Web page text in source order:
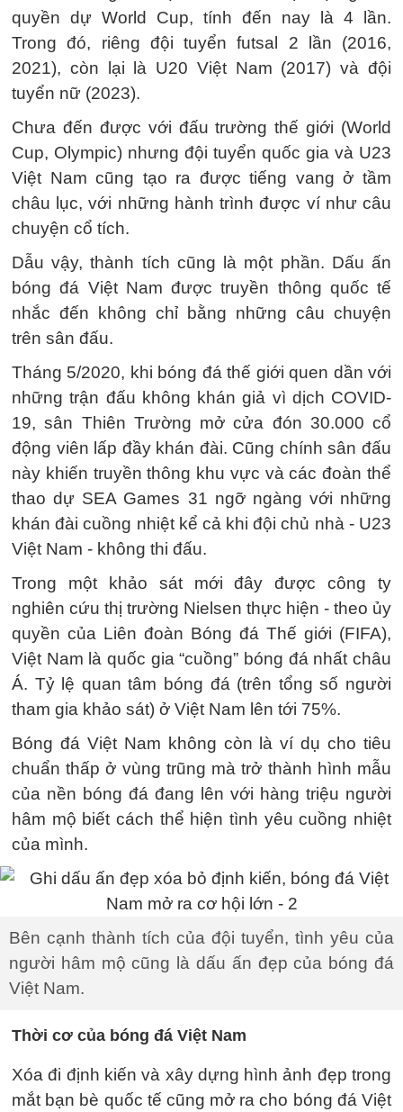
quyền dự World Cup, tính đến nay là 4 lần.
Trong đó, riêng đội tuyển futsal 2 lần (2016,
2021), còn lại là U20 Việt Nam (2017) và đội
tuyển nữ (2023).
Chưa đến được với đấu trường thế giới (World
Cup, Olympic) nhưng đội tuyển quốc gia và U23
Việt Nam cũng tạo ra được tiếng vang ở tầm
châu lục, với những hành trình được ví như câu
chuyện cổ tích.
Dẫu vậy, thành tích cũng là một phần. Dấu ấn
bóng đá Việt Nam được truyền thông quốc tế
nhắc đến không chỉ bằng những câu chuyện
trên sân đấu.
Tháng 5/2020, khi bóng đá thế giới quen dần với
những trận đấu không khán giả vì dịch COVID-
19, sân Thiên Trường mở cửa đón 30.000 cổ
động viên lấp đầy khán đài. Cũng chính sân đấu
này khiến truyền thông khu vực và các đoàn thể
thao dự SEA Games 31 ngỡ ngàng với những
khán đài cuồng nhiệt kể cả khi đội chủ nhà - U23
Việt Nam - không thi đấu.
Trong một khảo sát mới đây được công ty
nghiên cứu thị trường Nielsen thực hiện - theo ủy
quyền của Liên đoàn Bóng đá Thế giới (FIFA),
Việt Nam là quốc gia “cuồng” bóng đá nhất châu
Á. Tỷ lệ quan tâm bóng đá (trên tổng số người
tham gia khảo sát) ở Việt Nam lên tới 75%.
Bóng đá Việt Nam không còn là ví dụ cho tiêu
chuẩn thấp ở vùng trũng mà trở thành hình mẫu
của nền bóng đá đang lên với hàng triệu người
hâm mộ biết cách thể hiện tình yêu cuồng nhiệt
của mình.
Bên cạnh thành tích của đội tuyển, tình yêu của
người hâm mộ cũng là dấu ấn đẹp của bóng đá
Việt Nam.
Thời cơ của bóng đá Việt Nam
Xóa đi định kiến và xây dựng hình ảnh đẹp trong
mắt bạn bè quốc tế cũng mở ra cho bóng đá Việt